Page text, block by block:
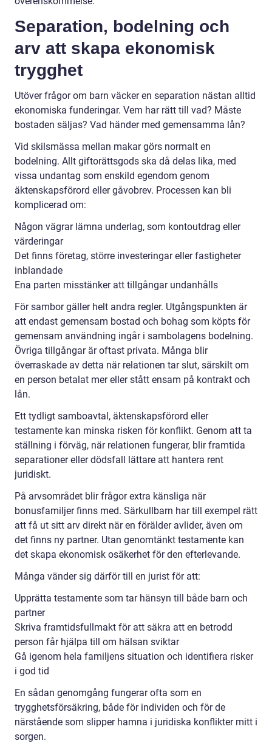
Separation, bodelning och
arv att skapa ekonomisk
trygghet
Utöver frågor om barn väcker en separation nästan alltid
ekonomiska funderingar. Vem har rätt till vad? Måste
bostaden säljas? Vad händer med gemensamma lån?
Vid skilsmässa mellan makar görs normalt en
bodelning. Allt giftorättsgods ska då delas lika, med
vissa undantag som enskild egendom genom
äktenskapsförord eller gåvobrev. Processen kan bli
komplicerad om:
Någon vägrar lämna underlag, som kontoutdrag eller
värderingar
Det finns företag, större investeringar eller fastigheter
inblandade
Ena parten misstänker att tillgångar undanhålls
För sambor gäller helt andra regler. Utgångspunkten är
att endast gemensam bostad och bohag som köpts för
gemensam användning ingår i sambolagens bodelning.
Övriga tillgångar är oftast privata. Många blir
överraskade av detta när relationen tar slut, särskilt om
en person betalat mer eller stått ensam på kontrakt och
lån.
Ett tydligt samboavtal, äktenskapsförord eller
testamente kan minska risken för konflikt. Genom att ta
ställning i förväg, när relationen fungerar, blir framtida
separationer eller dödsfall lättare att hantera rent
juridiskt.
På arvsområdet blir frågor extra känsliga när
bonusfamiljer finns med. Särkullbarn har till exempel rätt
att få ut sitt arv direkt när en förälder avlider, även om
det finns ny partner. Utan genomtänkt testamente kan
det skapa ekonomisk osäkerhet för den efterlevande.
Många vänder sig därför till en jurist för att:
Upprätta testamente som tar hänsyn till både barn och
partner
Skriva framtidsfullmakt för att säkra att en betrodd
person får hjälpa till om hälsan sviktar
Gå igenom hela familjens situation och identifiera risker
i god tid
En sådan genomgång fungerar ofta som en
trygghetsförsäkring, både för individen och för de
närstående som slipper hamna i juridiska konflikter mitt i
sorgen.